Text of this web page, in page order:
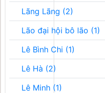
Lãng Lãng (2)
Lão đại hội bô lão (1)
Lê Bình Chi (1)
Lê Hà (2)
Lê Minh (1)